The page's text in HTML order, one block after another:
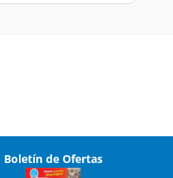
Boletín de Ofertas